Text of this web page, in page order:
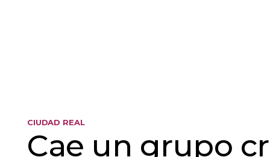
CIUDAD REAL
Cae un grupo